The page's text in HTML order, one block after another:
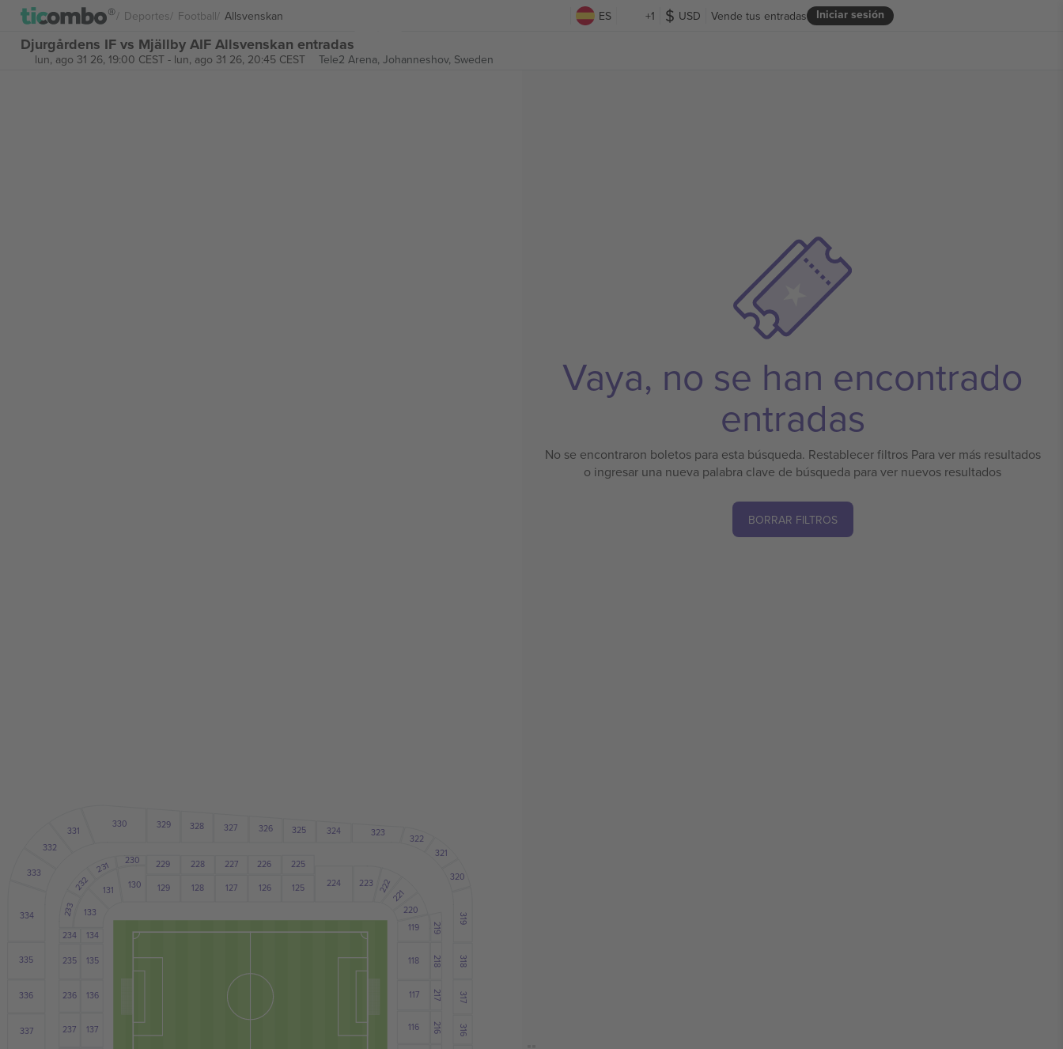
Deportes Football Allsvenskan ES +1 USD Iniciar sesión
Vende tus entradas
Djurgårdens IF vs Mjällby AIF Allsvenskan entradas
lun, ago 31 26, 19:00 CEST- lun, ago 31 26, 20:45 CEST Tele2 Arena, Johanneshov, Sweden
316
317
318
319
320
321
322
323
324
325
326
327
328
329
330
331
332
333
334
335
336
337 116
117
118
119
125
126
127
128
129
130
131
133
134
135
136
137
220
221
222
223
224
225
226
230 229 228 227
231
233
232
234
235
236
237 216
217
218
219
Vaya, no se han encontrado
entradas
No se encontraron boletos para esta búsqueda. Restablecer filtros Para ver más resultados
o ingresar una nueva palabra clave de búsqueda para ver nuevos resultados
BORRAR FILTROS